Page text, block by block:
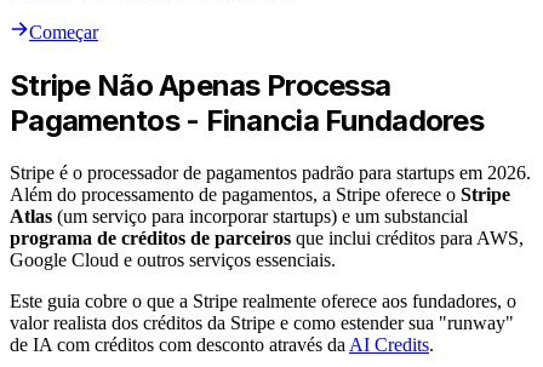
Começar
Stripe Não Apenas Processa
Pagamentos - Financia Fundadores
Stripe é o processador de pagamentos padrão para startups em 2026.
Além do processamento de pagamentos, a Stripe oferece o Stripe
Atlas (um serviço para incorporar startups) e um substancial
programa de créditos de parceiros que inclui créditos para AWS,
Google Cloud e outros serviços essenciais.
Este guia cobre o que a Stripe realmente oferece aos fundadores, o
valor realista dos créditos da Stripe e como estender sua "runway"
de IA com créditos com desconto através da AI Credits.